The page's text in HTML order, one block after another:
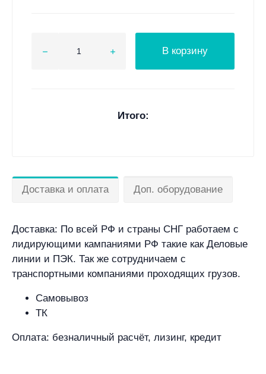
В корзину
Итого:
Доставка и оплата Доп. оборудование
Доставка: По всей РФ и страны СНГ работаем с
лидирующими кампаниями РФ такие как Деловые
линии и ПЭК. Так же сотрудничаем с
транспортными компаниями проходящих грузов.
Самовывоз
ТК
Оплата: безналичный расчёт, лизинг, кредит